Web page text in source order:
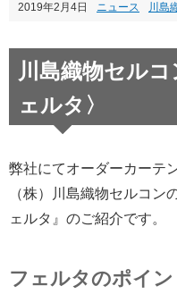
2019年2月4日 ニュース 川島
川島織物セル
ェルタ〉
弊社にてオーダーカーテ
（株）川島織物セルコン
ェルタ』のご紹介です。
フェルタのポイン